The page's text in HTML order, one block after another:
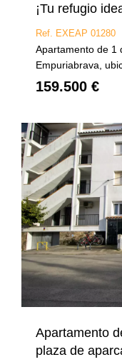
¡Tu refugio
Ref. EXEAP 01280
Apartamento de 1
Empuriabrava,
159.500 €
Apartamento
plaza de